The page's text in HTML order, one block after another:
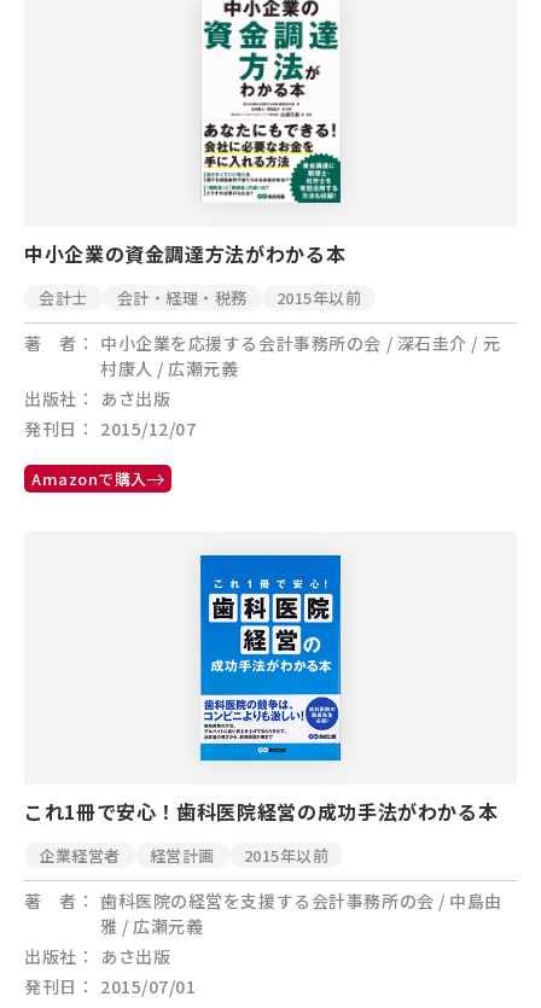
中小企業の資金調達方法がわかる本
会計士 会計・経理・税務 2015年以前
著 者
中小企業を応援する会計事務所の会 / 深石圭介 / 元
村康人 / 広瀬元義
出版社
あさ出版
発刊日
2015/12/07
Amazonで購入
これ1冊で安心！歯科医院経営の成功手法がわかる本
企業経営者 経営計画 2015年以前
著 者
歯科医院の経営を支援する会計事務所の会 / 中島由
雅 / 広瀬元義
出版社
あさ出版
発刊日
2015/07/01